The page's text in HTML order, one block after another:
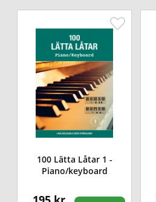
100 Lätta Låtar 1 -
Piano/keyboard